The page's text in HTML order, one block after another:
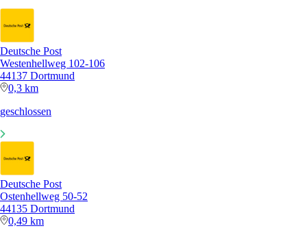
Deutsche Post
Westenhellweg 102-106
44137 Dortmund
0,3 km
geschlossen
Deutsche Post
Ostenhellweg 50-52
44135 Dortmund
0,49 km